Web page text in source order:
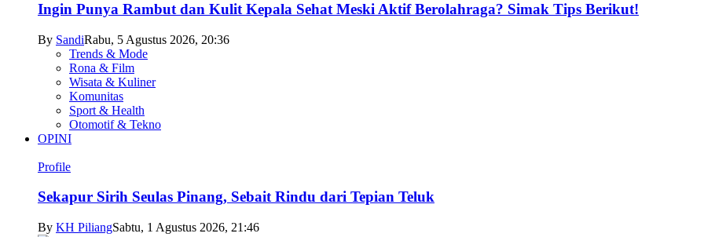
Ingin Punya Rambut dan Kulit Kepala Sehat Meski Aktif Berolahraga? Simak Tips Berikut!
By SandiRabu, 5 Agustus 2026, 20:36
Trends & Mode
Rona & Film
Wisata & Kuliner
Komunitas
Sport & Health
Otomotif & Tekno
OPINI
Profile
Sekapur Sirih Seulas Pinang, Sebait Rindu dari Tepian Teluk
By KH PiliangSabtu, 1 Agustus 2026, 21:46